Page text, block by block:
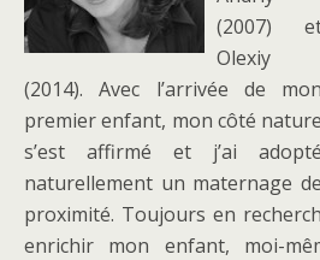
(2007)
Olexiy
(2014). Avec l’arrivée de mon
premier enfant, mon côté nature
s’est affirmé et j’ai adopté
naturellement un maternage de
proximité. Toujours en
enrichir mon enfant, moi-